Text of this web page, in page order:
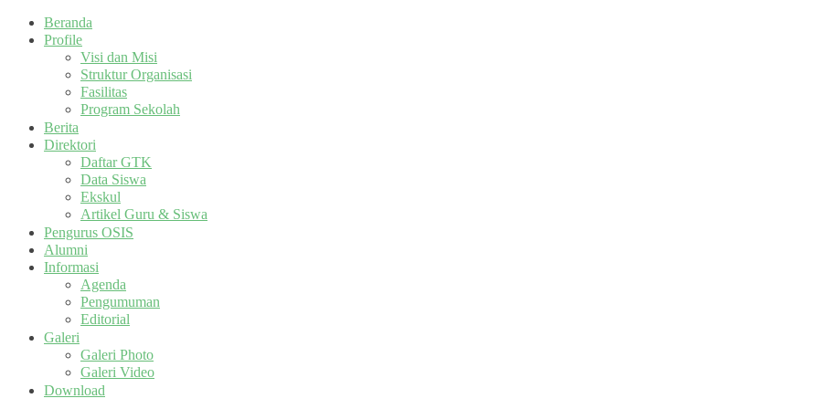
Beranda
Profile
Visi dan Misi
Struktur Organisasi
Fasilitas
Program Sekolah
Berita
Direktori
Daftar GTK
Data Siswa
Ekskul
Artikel Guru & Siswa
Pengurus OSIS
Alumni
Informasi
Agenda
Pengumuman
Editorial
Galeri
Galeri Photo
Galeri Video
Download